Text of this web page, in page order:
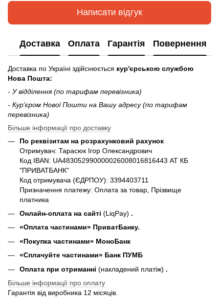
Написати відгук
Доставка Оплата Гарантія Повернення
Доставка по Україні здійснюється кур'єрською службою
Нова Пошта:
- У відділення (по тарифам перевізника)
- Кур'єром Нової Пошти на Вашу адресу (по тарифам
перевізника)
Більше інформації про доставку
По реквізитам на розрахунковий рахунок
Отримувач: Тарасюк Ігор Олександрович
Код IBAN: UA483052990000026008016816443 АТ КБ
"ПРИВАТБАНК"
Код отримувача (ЄДРПОУ): 3394403711
Призначення платежу: Оплата за товар, Прізвище
платника
Онлайн-оплата на сайті (LiqPay) .
«Оплата частинами» ПриватБанку.
«Покупка частинами» МоноБанк
«Сплачуйте частинами» Банк ПУМБ
Оплата при отриманні (накладений платіж) .
Більше інформації про оплату
Гарантія від виробника 12 місяців.